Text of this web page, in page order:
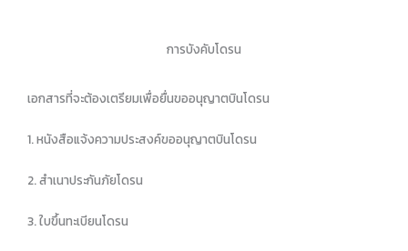
การบังคับโดรน
เอกสารที่จะต้องเตรียมเพื่อยื่นขออนุญาตบินโดรน
1. หนังสือแจ้งความประสงค์ขออนุญาตบินโดรน
2. สำเนาประกันภัยโดรน
3. ใบขึ้นทะเบียนโดรน